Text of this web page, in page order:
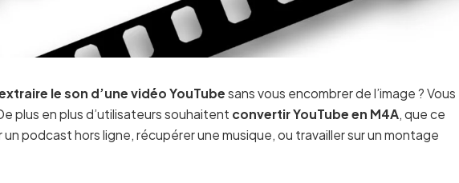
le son d’une vidéo YouTube sans vous encombrer de l’image ? Vous
plus en plus d’utilisateurs souhaitent convertir YouTube en M4A, que ce
podcast hors ligne, récupérer une musique, ou travailler sur un montage